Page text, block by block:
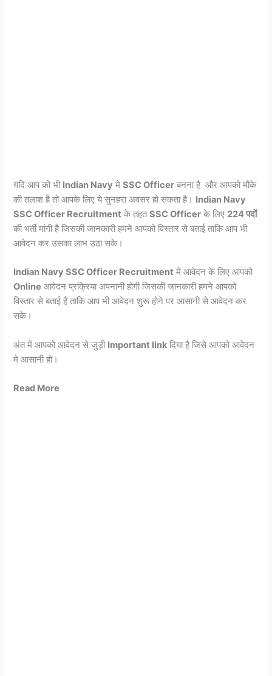
यदि आप को भी Indian Navy मेSSC Officer बनना है और आपको मौके
की तलाश है तो आपके लिए ये सुनहरा अवसर हो सकता है। Indian Navy
SSC Officer Recruitment के तहतSSC Officer के लिए 224 पदों
की भर्ती मांगी है जिसकी जानकारी हमने आपको विस्तार से बताई ताकि आप भी
आवेदन कर उसका लाभ उठा सके।
Indian Navy SSC Officer Recruitment मे आवेदन के लिए आपको
Online आवेदन प्रक्रिया अपनानी होगी जिसकी जानकारी हमने आपको
विस्तार से बताई हैं ताकि आप भी आवेदन शुरू होने पर आसानी से आवेदन कर
सके।
अंत में आपको आवेदन से जुड़ी Important link दिया है जिसे आपको आवेदन
मे आसानी हो।
Read More